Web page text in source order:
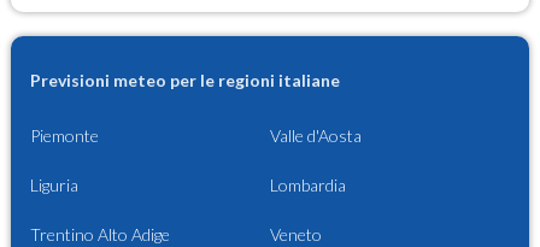
Previsioni meteo per le regioni italiane
Piemonte Valle d'Aosta
Liguria Lombardia
Trentino Alto Adige Veneto